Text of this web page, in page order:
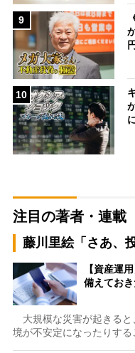
9
10
注目の著者・連載
藤川里絵「さあ、
【資産運
備えてお
大規模な災害が起きると
境が不安定になったりす